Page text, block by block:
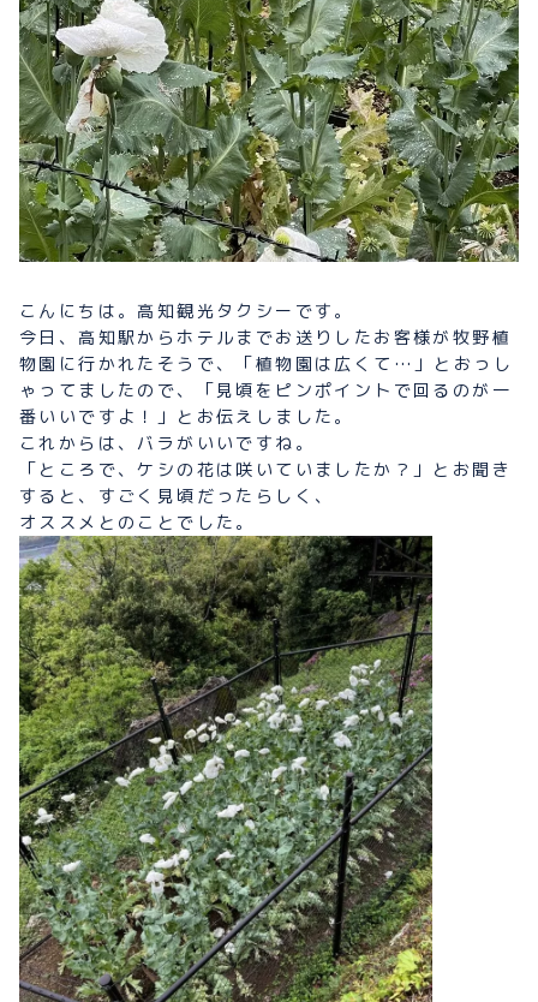
080-1481-9900
メールで予約
WEBで予約
こんにちは。高知観光タクシーです。
今日、高知駅からホテルまでお送りしたお客様が牧野植
物園に行かれたそうで、「植物園は広くて…」とおっし
ゃってましたので、「見頃をピンポイントで回るのが一
番いいですよ！」とお伝えしました。
これからは、バラがいいですね。
「ところで、ケシの花は咲いていましたか？」とお聞き
すると、すごく見頃だったらしく、
オススメとのことでした。